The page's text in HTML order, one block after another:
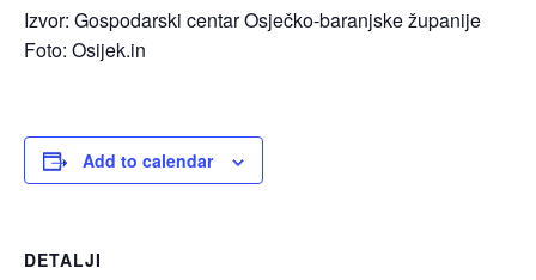
Izvor: Gospodarski centar Osječko-baranjske županije
Foto: Osijek.in
Add to calendar
DETALJI